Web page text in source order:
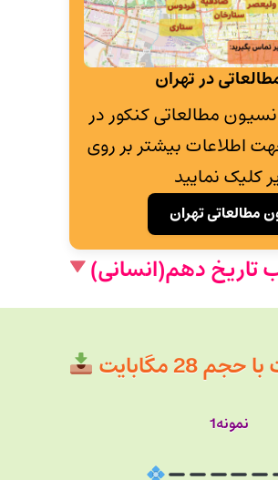
در تهران
پانسیون مطالعاتی کنکور در
اطلاعات بیشتر بر روی
کلیک نمایید
مطالعاتی تهران
تاریخ دهم(انسانی)
28 مگابایت
نمونه1